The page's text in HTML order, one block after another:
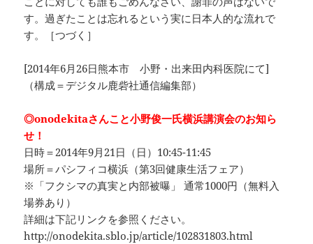
す。過ぎたことは忘れるという実に日本人的な流れで
す。［つづく］
[2014年6月26日熊本市 小野・出来田内科医院にて]
（構成＝デジタル鹿砦社通信編集部）
◎onodekitaさんこと小野俊一氏横浜講演会のお知ら
せ！
日時＝2014年9月21日（日）10:45-11:45
場所＝パシフィコ横浜（第3回健康生活フェア）
※「フクシマの真実と内部被曝」 通常1000円（無料入
場券あり）
詳細は下記リンクを参照ください。
http://onodekita.sblo.jp/article/102831803.html